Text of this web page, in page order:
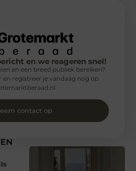
en we reageren snel!
en een breed publiek bereiken?
en registreer je vandaag nog op
contact op